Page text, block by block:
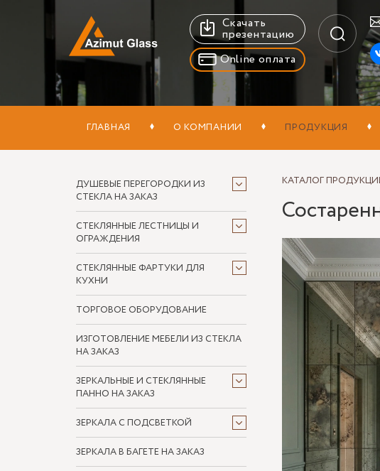
Скачать
презентацию
Online оплата
ГЛАВНАЯ О КОМПАНИИ ПРОДУКЦИЯ
ДУШЕВЫЕ ПЕРЕГОРОДКИ ИЗ
СТЕКЛА НА ЗАКАЗ
СТЕКЛЯННЫЕ ЛЕСТНИЦЫ И
ОГРАЖДЕНИЯ
СТЕКЛЯННЫЕ ФАРТУКИ ДЛЯ
КУХНИ
ТОРГОВОЕ ОБОРУДОВАНИЕ
ИЗГОТОВЛЕНИЕ МЕБЕЛИ ИЗ СТЕКЛА
НА ЗАКАЗ
ЗЕРКАЛЬНЫЕ И СТЕКЛЯННЫЕ
ПАННО НА ЗАКАЗ
ЗЕРКАЛА С ПОДСВЕТКОЙ
ЗЕРКАЛА В БАГЕТЕ НА ЗАКАЗ
КАТАЛОГ